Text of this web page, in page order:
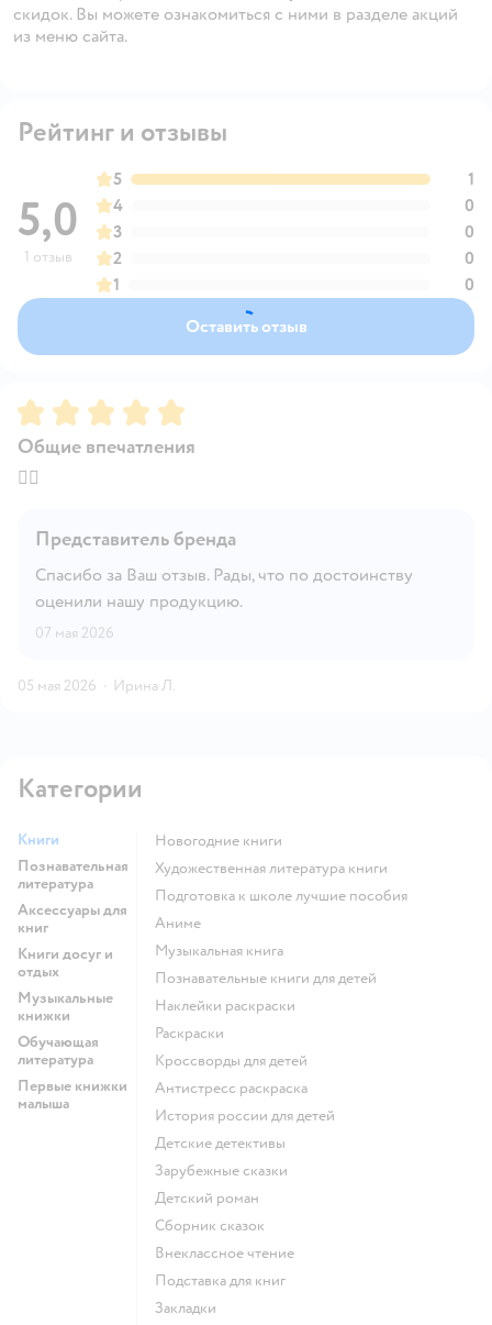
скидок. Вы можете ознакомиться с ними в разделе акций
из меню сайта.
Рейтинг и отзывы
5,0
1 отзыв
5
1
4
0
3
0
2
0
1
0
Оставить отзыв
Рейтинг:5
Общие впечатления
👍🏻
Представитель бренда
Спасибо за Ваш отзыв. Рады, что по достоинству
оценили нашу продукцию.
07 мая 2026
05 мая 2026 · Ирина Л.
Категории
Книги
Познавательная
литература
Аксессуары для
книг
Книги досуг и
отдых
Музыкальные
книжки
Обучающая
литература
Первые книжки
малыша
новогодние книги
художественная литература книги
подготовка к школе лучшие пособия
Аниме
музыкальная книга
познавательные книги для детей
наклейки раскраски
раскраски
кроссворды для детей
антистресс раскраска
история россии для детей
детские детективы
зарубежные сказки
детский роман
сборник сказок
внеклассное чтение
подставка для книг
закладки